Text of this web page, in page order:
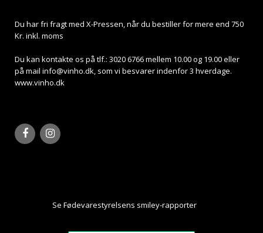
Du har fri fragt med X-Pressen, når du bestiller for mere end 750
Kr. inkl. moms
Du kan kontakte os på tlf.: 3020 6766 mellem 10.00 og 19.00 eller
på mailinfo@vinho.dk, som vi besvarer indenfor 3 hverdage.
www.vinho.dk
Se Fødevarestyrelsens smiley-rapporterHer